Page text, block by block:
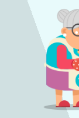
PRODUKT